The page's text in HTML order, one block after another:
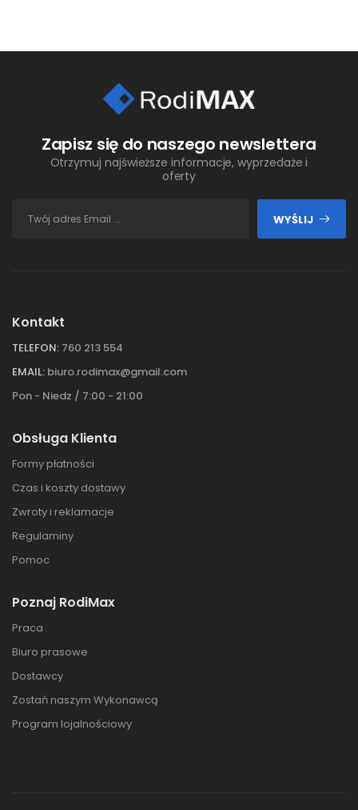
Zapisz się do naszego newslettera
Otrzymuj najświeższe informacje, wyprzedaże i
oferty
WYŚLIJ
Kontakt
TELEFON: 760 213 554
EMAIL: biuro.rodimax@gmail.com
Pon - Niedz / 7:00 - 21:00
Obsługa Klienta
Formy płatności
Czas i koszty dostawy
Zwroty i reklamacje
Regulaminy
Pomoc
Poznaj RodiMax
Praca
Biuro prasowe
Dostawcy
Zostań naszym Wykonawcą
Program lojalnościowy